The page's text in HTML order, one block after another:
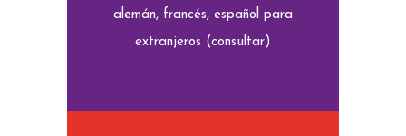
alemán, francés, español para
extranjeros (consultar)